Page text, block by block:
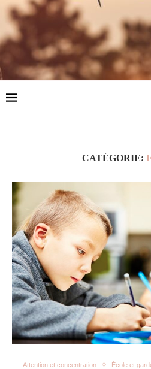
CATÉGORIE:
Attention et concentration École et